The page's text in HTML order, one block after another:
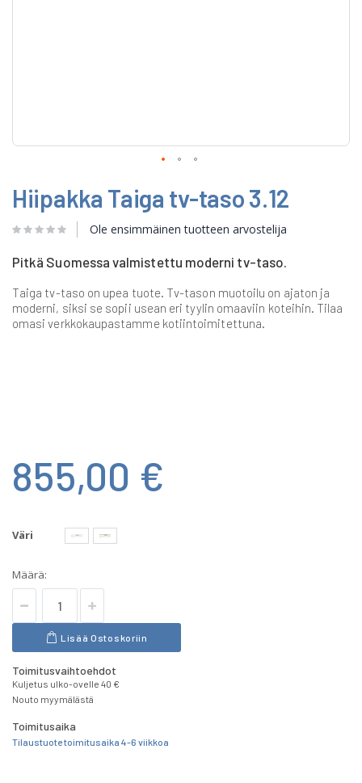
to
the
beginning
of
images
Hiipakka Taiga tv-taso 3.12
Ole ensimmäinen tuotteen arvostelija
Pitkä Suomessa valmistettu moderni tv-taso.
Taiga tv-taso on upea tuote. Tv-tason muotoilu on ajaton ja
moderni, siksi se sopii usean eri tyylin omaaviin koteihin. Tilaa
omasi verkkokaupastamme kotiintoimitettuna.
855,00 €
Väri
Määrä:
Lisää Ostoskoriin
Toimitusvaihtoehdot
Kuljetus ulko-ovelle 40 €
Nouto myymälästä
Toimitusaika
Tilaustuote toimitusaika 4-6 viikkoa